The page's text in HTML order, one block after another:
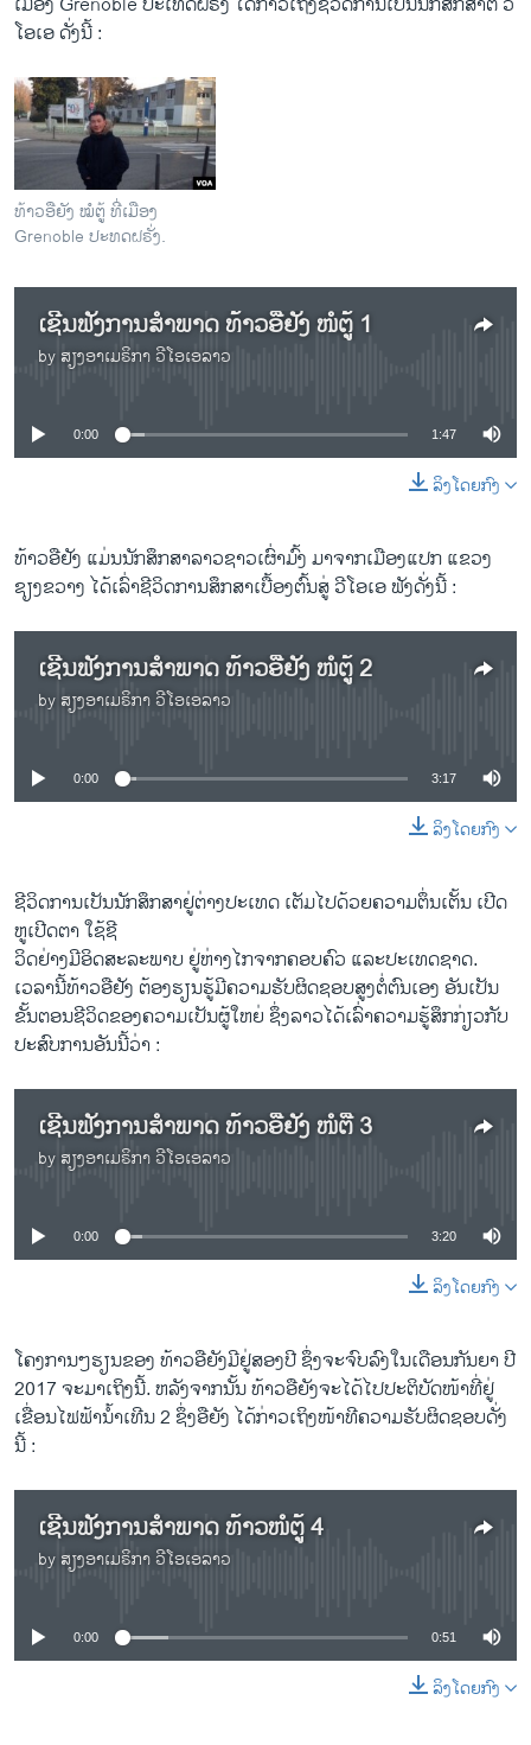
ໂອ​ເອ ດັ່ງ​ນີ້ :
ທ້າວອືຍັງ ໝໍຕູ້ ທີ່ເມືອງ
Grenoble ປະທດຝຣັ່ງ.
ເຊີນຟັງການສຳພາດ ທ້າວອືຢັງ ໜໍຕູ້ 1
by ສຽງອາເມຣິກາ ວີໂອເອລາວ
No media source currently available
0:00 1:47
ລິງໂດຍກົງ
ທ້າວ​ອື​ຢັງ ແມ່ນ​ນັກ​ສຶກສາ​ລາວຊາວ​ເຜົ່າ​ມົ້ງ ມາຈາກ​ເມືອງ​ແປກ ​ແຂວງ​
ຊຽງ​ຂວາງ ໄດ້​ເລົ່າ​ຊີວິດການ​ສຶກສາ​ເບື້ອງ​ຕົ້ນ​ສູ່​ ວີ​ໂອ​ເອ ຟັງ​ດັ່ງ​ນີ້ :
ເຊີນຟັງການສຳພາດ ທ້າວອືຢັງ ໜໍຕູ້ 2
by ສຽງອາເມຣິກາ ວີໂອເອລາວ
No media source currently available
0:00 3:17
ລິງໂດຍກົງ
ຊີວິດ​ການ​ເປັນນັກ​ສຶກສາ​ຢູ່​ຕ່າງປະ​ເທດ ​ເຕັມ​ໄປ​ດ້ວຍ​ຄ​ວາ​ມຕຶ່ນ​ເຕັ້ນ ​ເປີດ​
ຫູ​ເປີດ​ຕາ ​ໃຊ້ຊີ
ວິດ​ຢ່າງ​ມີ​ອິດ​ສະລະ​ພາບ ​ຢູ່​ຫ່າງໄກຈາກ​ຄອບຄົວ​ ​ແລະປະ​ເທດ​ຊາດ. ​
ເວລາ​ນີ້ທ້າວ​ອື​ຢັງ ຕ້ອງຮຽນ​ຮູ້​ມີ​ຄວາມ​ຮັບຜິດຊອບສູງ​ຕໍ່​ຕົນ​ເອງ ອັນ​ເປັນ​
ຂັ້ນ​ຕອນ​ຊີວິດ​ຂອງ​ຄວາມ​ເປັນ​ຜູ້​ໃຫຍ່ ຊຶ່ງ​ລາວ​ໄດ້​ເລົ່າຄວາມ​ຮູ້ສຶກ​ກ່ຽວ​ກັບ​
ປະສົບ​ການອັນນີ້​ວ່າ :
ເຊີນຟັງການສຳພາດ ທ້າວອືຢັງ ໜໍຕື້ 3
by ສຽງອາເມຣິກາ ວີໂອເອລາວ
No media source currently available
0:00 3:20
ລິງໂດຍກົງ
ໂຄງການໆ​ຮຽນ​ຂອງ ທ້າວ​ອື​ຍັງ​ມີ​ຢູ່​ສອງ​ປີ ຊຶ່ງ​ຈະຈົບ​ລົງ​ໃນ​ເດືອນ​ກັນຍາ ປີ
2017 ຈະ​ມາ​ເຖິງ​ນີ້. ຫລັງ​ຈາກ​ນັ້ນ ທ້າວ​ອື​ຍັງ​ຈະ​ໄດ້​ໄປ​ປະຕິບັດ​ໜ້າ​ທີ່ຢູ່​
ເຂື່ອນ​ໄຟຟ້າ​ນໍ້​າເທີນ 2 ຊຶ່ງ​ອື​ຍັງ ​ໄດ້​ກ່າວ​ເຖິງ​ໜ້າ​ທີຄວາມ​ຮັບຜິດຊອບ​ດັ່ງ​
ນີ້ :
ເຊີນຟັງການສຳພາດ ທ້າວໜໍຕູ້ 4
by ສຽງອາເມຣິກາ ວີໂອເອລາວ
No media source currently available
0:00 0:51
ລິງໂດຍກົງ